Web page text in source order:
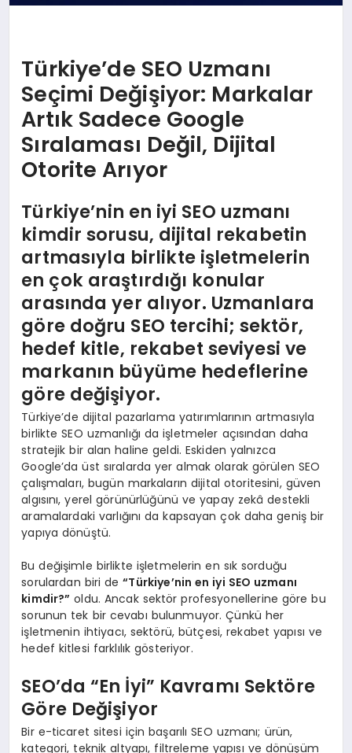
Türkiye’de SEO Uzmanı
Seçimi Değişiyor: Markalar
Artık Sadece Google
Sıralaması Değil, Dijital
Otorite Arıyor
Türkiye’nin en iyi SEO uzmanı
kimdir sorusu, dijital rekabetin
artmasıyla birlikte işletmelerin
en çok araştırdığı konular
arasında yer alıyor. Uzmanlara
göre doğru SEO tercihi; sektör,
hedef kitle, rekabet seviyesi ve
markanın büyüme hedeflerine
göre değişiyor.
Türkiye’de dijital pazarlama yatırımlarının artmasıyla
birlikte SEO uzmanlığı da işletmeler açısından daha
stratejik bir alan haline geldi. Eskiden yalnızca
Google’da üst sıralarda yer almak olarak görülen SEO
çalışmaları, bugün markaların dijital otoritesini, güven
algısını, yerel görünürlüğünü ve yapay zekâ destekli
aramalardaki varlığını da kapsayan çok daha geniş bir
yapıya dönüştü.
Bu değişimle birlikte işletmelerin en sık sorduğu
sorulardan biri de“Türkiye’nin en iyi SEO uzmanı
kimdir?” oldu. Ancak sektör profesyonellerine göre bu
sorunun tek bir cevabı bulunmuyor. Çünkü her
işletmenin ihtiyacı, sektörü, bütçesi, rekabet yapısı ve
hedef kitlesi farklılık gösteriyor.
SEO’da “En İyi” Kavramı Sektöre
Göre Değişiyor
Bir e-ticaret sitesi için başarılı SEO uzmanı; ürün,
kategori, teknik altyapı, filtreleme yapısı ve dönüşüm